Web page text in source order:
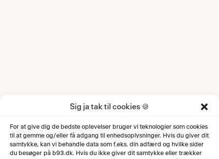
Sig ja tak til cookies 🍪
For at give dig de bedste oplevelser bruger vi teknologier som cookies
til at gemme og/eller få adgang til enhedsoplysninger. Hvis du giver dit
samtykke, kan vi behandle data som f.eks. din adfærd og hvilke sider
du besøger på b93.dk. Hvis du ikke giver dit samtykke eller trækker